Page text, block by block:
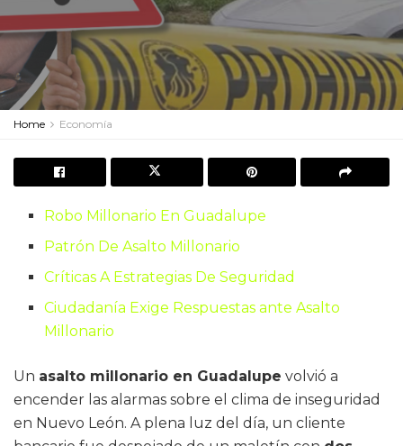
Home Economía
Robo Millonario En Guadalupe
Patrón De Asalto Millonario
Críticas A Estrategias De Seguridad
Ciudadanía Exige Respuestas ante Asalto
Millonario
Un asalto millonario en Guadalupe volvió a
encender las alarmas sobre el clima de inseguridad
en Nuevo León. A plena luz del día, un cliente